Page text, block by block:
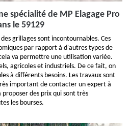
spécialité de MP Elagage Pro
le 59129
grillages sont incontournables. Ces
par rapport à d'autres types de
va permettre une utilisation variée.
agricoles et industriels. De ce fait, on
à différents besoins. Les travaux sont
important de contacter un expert à
des prix qui sont très
les bourses.